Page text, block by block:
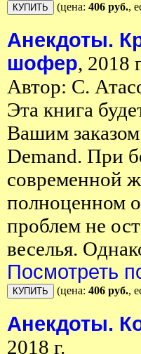
(цена: 406 руб.,
Анекдоты.
шофер, 2018
Автор: С.
Эта книга
Вашим
Demand. При
современной
полноценном
проблем не
веселья.
Посмотреть
(цена: 406 руб.,
Анекдоты.
2018 г.